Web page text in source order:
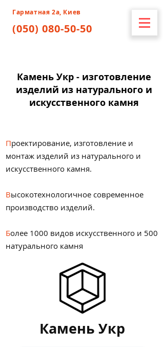
(050) 080-50-50
Гарматная 2а, Киев
Камень Укр - изготовление
изделий из натурального и
искусственного камня
Проектирование, изготовление и
монтаж изделий из натурального и
искусственного камня.
Высокотехнологичное современное
производство изделий.
Более 1000 видов искусственного и 500
натурального камня
Камень Укр